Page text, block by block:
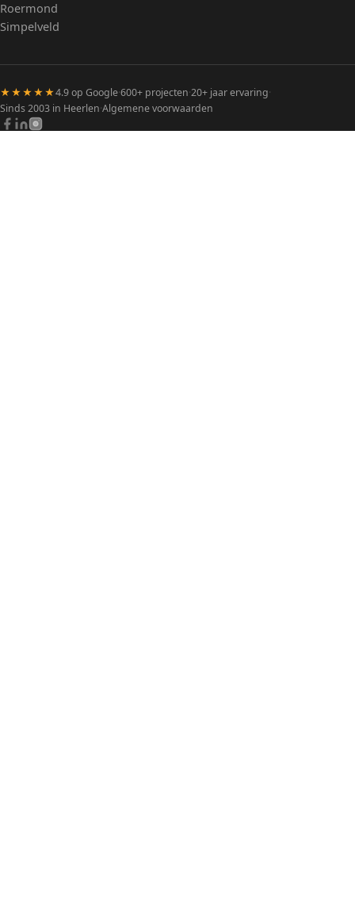
Roermond
Simpelveld
★★★★★4.9 op Google·600+ projecten·20+ jaar ervaring·
Sinds 2003 in Heerlen·Algemene voorwaarden